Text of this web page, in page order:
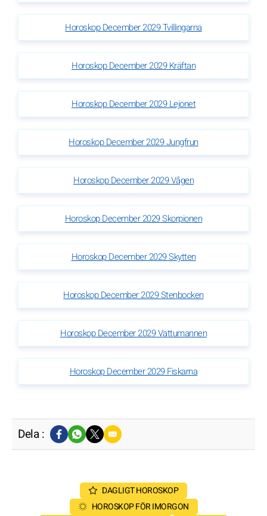
Horoskop December 2029 Tvillingarna
Horoskop December 2029 Kräftan
Horoskop December 2029 Lejonet
Horoskop December 2029 Jungfrun
Horoskop December 2029 Vågen
Horoskop December 2029 Skorpionen
Horoskop December 2029 Skytten
Horoskop December 2029 Stenbocken
Horoskop December 2029 Vattumannen
Horoskop December 2029 Fiskarna
Dela :
DAGLIGT HOROSKOP
HOROSKOP FÖR IMORGON